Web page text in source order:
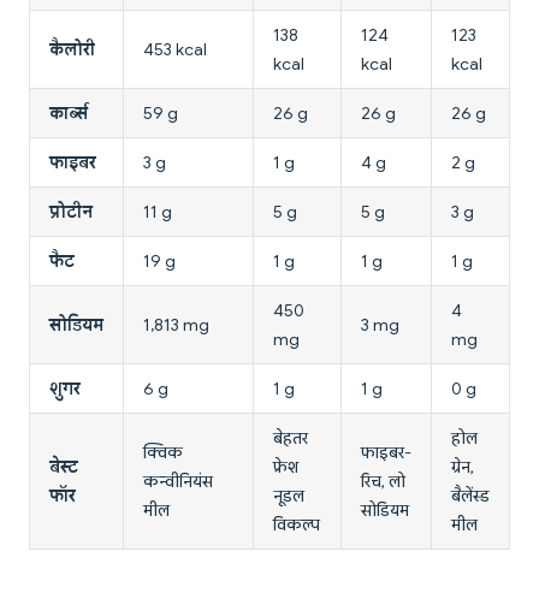
कैलोरी 453 kcal
138
kcal
124
kcal
123
kcal
कार्ब्स 59 g 26 g 26 g 26 g
फाइबर 3 g 1 g 4 g 2 g
प्रोटीन 11 g 5 g 5 g 3 g
फैट 19 g 1 g 1 g 1 g
सोडियम 1,813 mg
450
mg
3 mg
4
mg
शुगर 6 g 1 g 1 g 0 g
बेस्ट
फॉर
क्विक
कन्वीनियंस
मील
बेहतर
फ्रेश
नूडल
विकल्प
फाइबर-
रिच, लो
सोडियम
होल
ग्रेन,
बैलेंस्ड
मील